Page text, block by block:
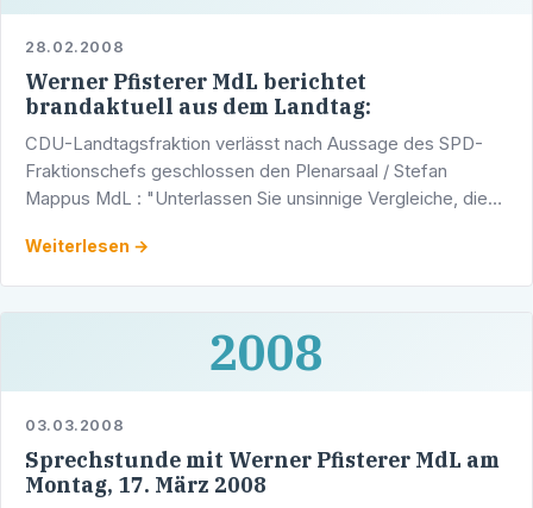
28.02.2008
Werner Pfisterer MdL berichtet
brandaktuell aus dem Landtag:
CDU-Landtagsfraktion verlässt nach Aussage des SPD-
Fraktionschefs geschlossen den Plenarsaal / Stefan
Mappus MdL : "Unterlassen Sie unsinnige Vergleiche, die
dem …
Weiterlesen →
2008
03.03.2008
Sprechstunde mit Werner Pfisterer MdL am
Montag, 17. März 2008